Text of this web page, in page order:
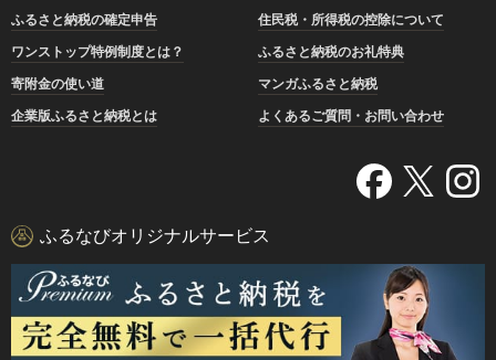
ふるさと納税の確定申告
住民税・所得税の控除について
ワンストップ特例制度とは？
ふるさと納税のお礼特典
寄附金の使い道
マンガふるさと納税
企業版ふるさと納税とは
よくあるご質問・お問い合わせ
ふるなびオリジナルサービス